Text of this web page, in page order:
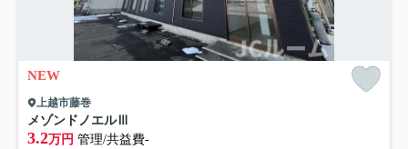
NEW
上越市藤巻
メゾンドノエルⅢ
3.2万円 管理/共益費-